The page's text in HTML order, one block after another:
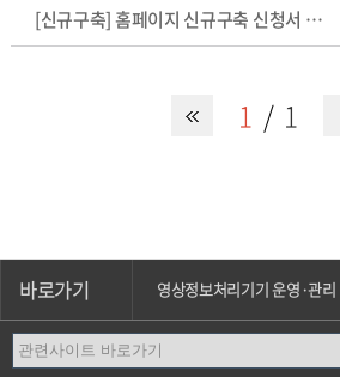
[신규구축] 홈페이지 신규구축 신청서 양식 : 단과대학/학부
1 1
바로가기 영상정보처리기기 운영·관리
이메일무단수집거부